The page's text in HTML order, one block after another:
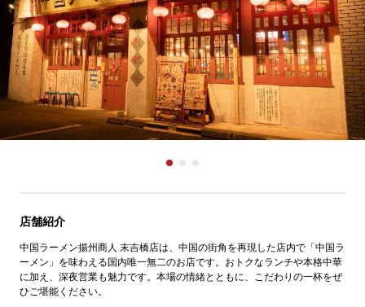
店舗紹介
中国ラーメン揚州商人 末吉橋店は、中国の街角を再現した店内で「中国ラ
ーメン」を味わえる国内唯一無二のお店です。おトクなランチや本格中華
に加え、深夜営業も魅力です。本場の情緒とともに、こだわりの一杯をぜ
ひご堪能ください。